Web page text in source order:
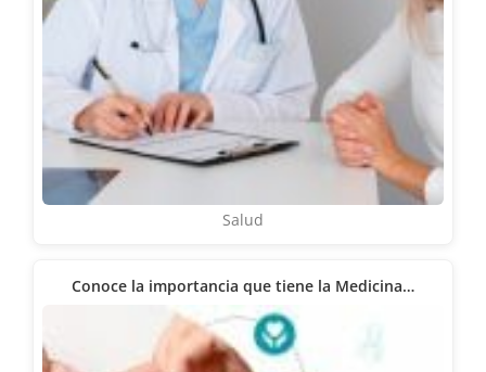
Salud
Conoce la importancia que tiene la Medicina…